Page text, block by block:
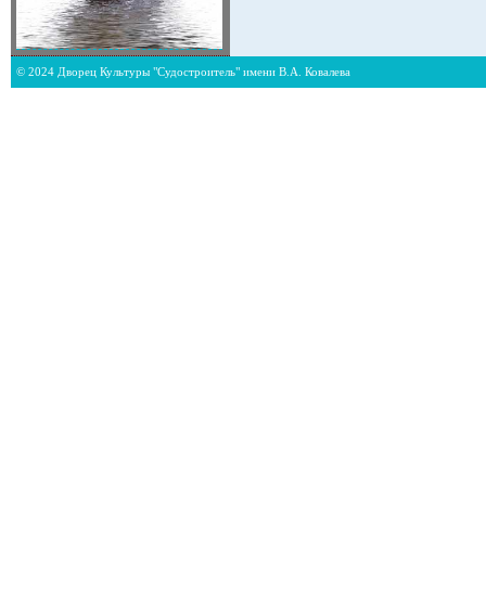
© 2024 Дворец Культуры "Судостроитель" имени В.А. Ковалева